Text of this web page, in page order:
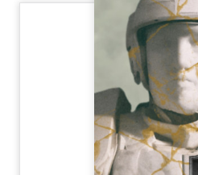
Szótár, nyelvkönyv
Tankönyv, segédkönyv
Társadalomtudomány